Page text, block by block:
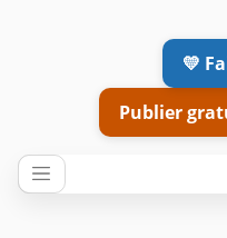
💛
Publier